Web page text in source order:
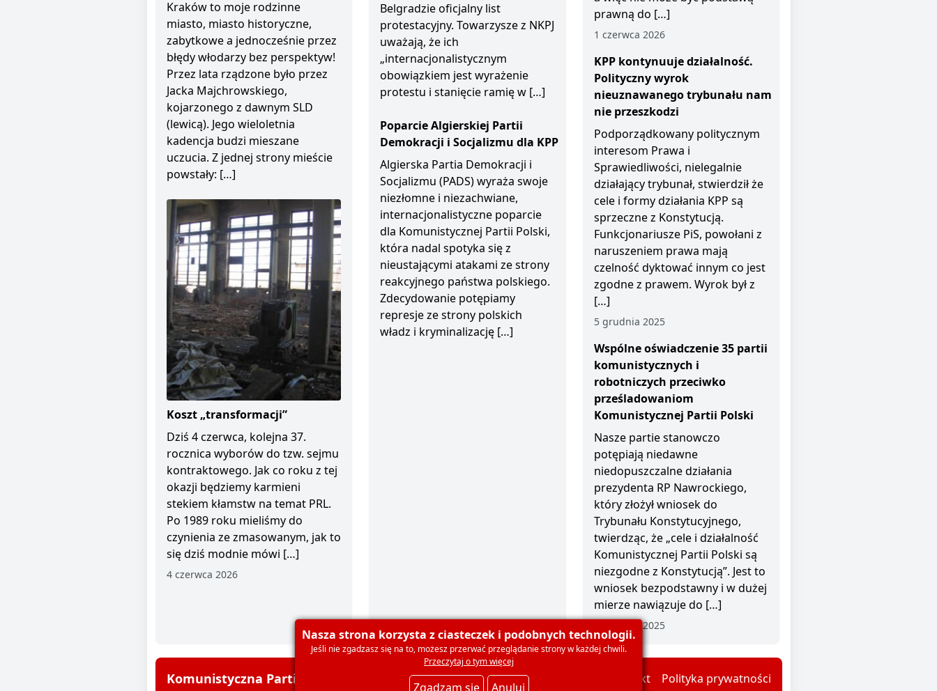
Kraków to moje rodzinne
miasto, miasto historyczne,
zabytkowe a jednocześnie przez
błędy włodarzy bez perspektyw!
Przez lata rządzone było przez
Jacka Majchrowskiego,
kojarzonego z dawnym SLD
(lewicą). Jego wieloletnia
kadencja budzi mieszane
uczucia. Z jednej strony mieście
powstały: […]
Koszt „transformacji”
Dziś 4 czerwca, kolejna 37.
rocznica wyborów do tzw. sejmu
kontraktowego. Jak co roku z tej
okazji będziemy karmieni
stekiem kłamstw na temat PRL.
Po 1989 roku mieliśmy do
czynienia ze zmasowanym, jak to
się dziś modnie mówi […]
4 czerwca 2026
Belgradzie oficjalny list
protestacyjny. Towarzysze z NKPJ
uważają, że ich
„internacjonalistycznym
obowiązkiem jest wyrażenie
protestu i stanięcie ramię w […]
Poparcie Algierskiej Partii
Demokracji i Socjalizmu dla KPP
Algierska Partia Demokracji i
Socjalizmu (PADS) wyraża swoje
niezłomne i niezachwiane,
internacjonalistyczne poparcie
dla Komunistycznej Partii Polski,
która nadal spotyka się z
nieustającymi atakami ze strony
reakcyjnego państwa polskiego.
Zdecydowanie potępiamy
represje ze strony polskich
władz i kryminalizację […]
prawną do […]
1 czerwca 2026
KPP kontynuuje działalność.
Polityczny wyrok
nieuznawanego trybunału nam
nie przeszkodzi
Podporządkowany politycznym
interesom Prawa i
Sprawiedliwości, nielegalnie
działający trybunał, stwierdził że
cele i formy działania KPP są
sprzeczne z Konstytucją.
Funkcjonariusze PiS, powołani z
naruszeniem prawa mają
czelność dyktować innym co jest
zgodne z prawem. Wyrok był z
[…]
5 grudnia 2025
Wspólne oświadczenie 35 partii
komunistycznych i
robotniczych przeciwko
prześladowaniom
Komunistycznej Partii Polski
Nasze partie stanowczo
potępiają niedawne
niedopuszczalne działania
prezydenta RP Nawrockiego,
który złożył wniosek do
Trybunału Konstytucyjnego,
twierdząc, że „cele i działalność
Komunistycznej Partii Polski są
niezgodne z Konstytucją”. Jest to
wniosek bezpodstawny i w dużej
mierze nawiązuje do […]
1 grudnia 2025
Komunistyczna Partia Polski Dla mediów Deklaracja członkowska Kontakt Polityka prywatności
Nasza strona korzysta z ciasteczek i podobnych technologii.
Jeśli nie zgadzasz się na to, możesz przerwać przeglądanie strony w każdej chwili.
Przeczytaj o tym więcej
Zgadzam się Anuluj